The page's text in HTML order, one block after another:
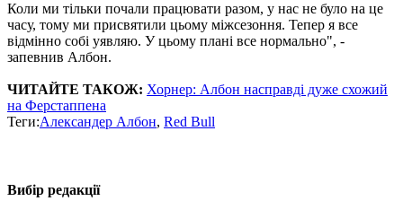
Коли ми тільки почали працювати разом, у нас не було на це
часу, тому ми присвятили цьому міжсезоння. Тепер я все
відмінно собі уявляю. У цьому плані все нормально", -
запевнив Албон.
ЧИТАЙТЕ ТАКОЖ: Хорнер: Албон насправді дуже схожий
на Ферстаппена
Теги:Александер Албон, Red Bull
Вибір редакції